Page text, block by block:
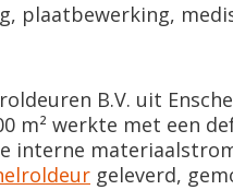
plaatbewerking,
B.V. uit
m² werkte met een
interne
geleverd,